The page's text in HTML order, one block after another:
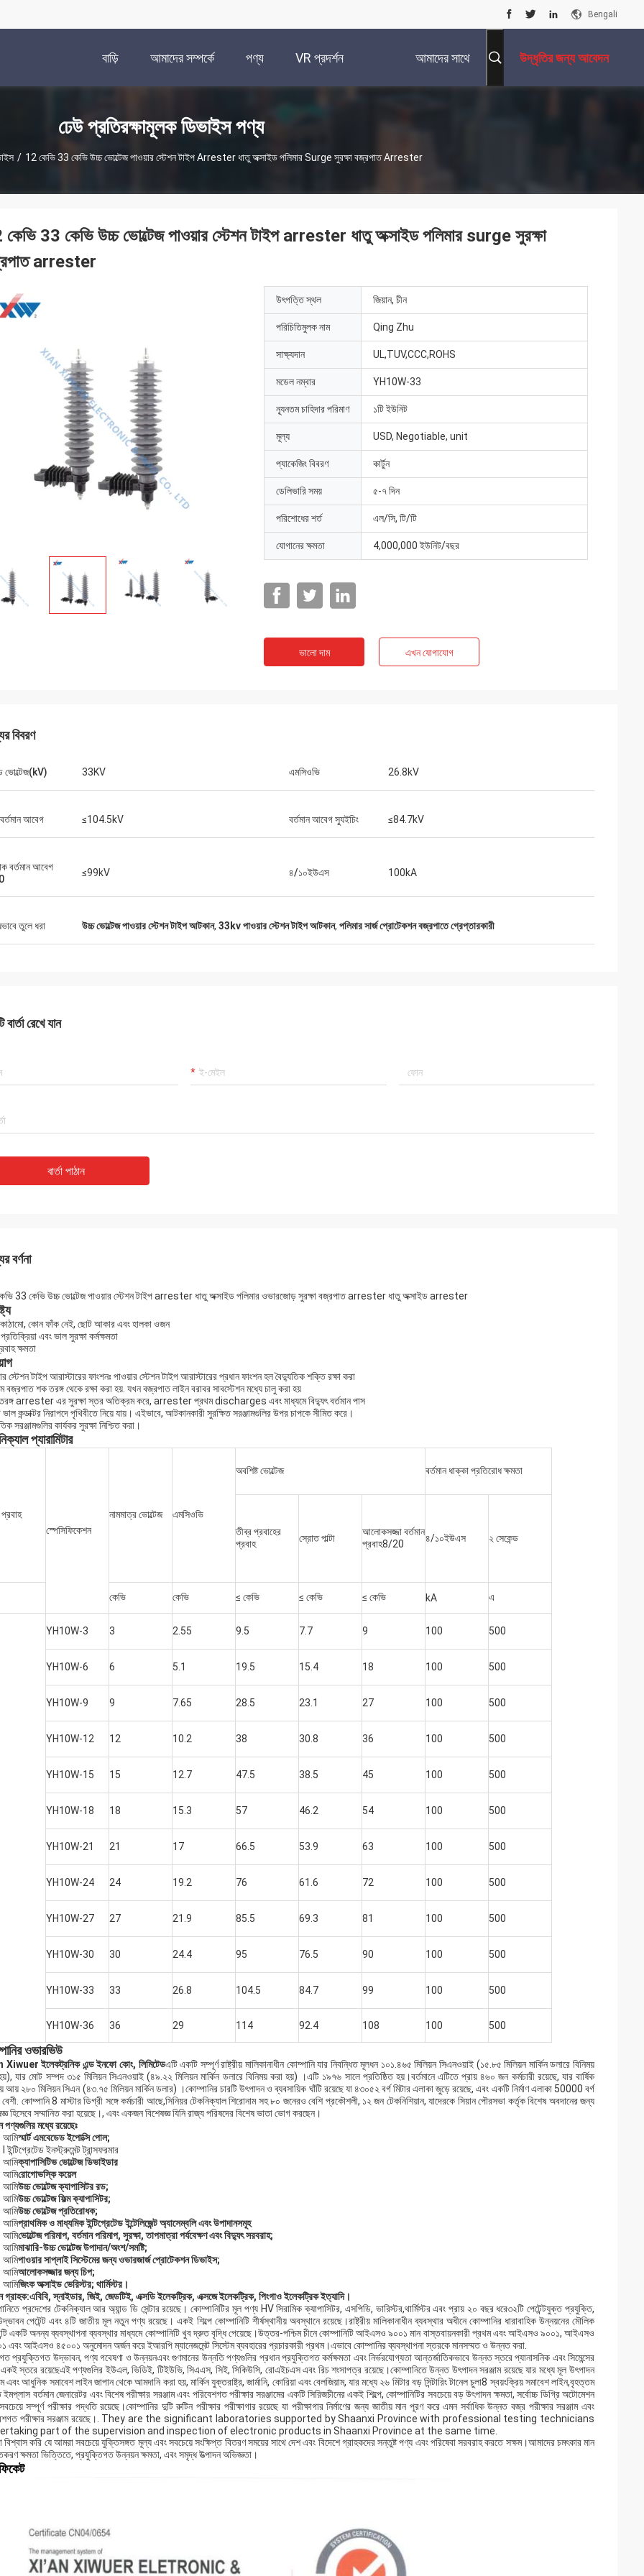
Bengali
বাড়ি আমাদের সম্পর্কে পণ্য VR প্রদর্শন আমাদের সাথে উদ্ধৃতির জন্য আবেদন
ঢেউ প্রতিরক্ষামূলক ডিভাইস পণ্য
/ 12 কেভি 33 কেভি উচ্চ ভোল্টেজ পাওয়ার স্টেশন টাইপ Arrester ধাতু অক্সাইড পলিমার Surge সুরক্ষা বজ্রপাত Arrester
বিবাহ করা
এর চিত্তাকর্ষক গবেষণা ক্ষমতা রয়েছে এবং ভাল
প্রদান করেছে, ভবিষ্যতের দিকে তাকিয়ে আমাদের কী প্রয়োজন
হতে পারে।”
33 কেভি উচ্চ ভোল্টেজ পাওয়ার স্টেশন টাইপ arrester ধাতু অক্সাইড পলিমার surge সুরক্ষা
arrester
উৎপত্তি স্থল জিয়ান, চীন
পরিচিতিমুলক নাম Qing Zhu
সাক্ষ্যদান UL,TUV,CCC,ROHS
মডেল নম্বার YH10W-33
ন্যূনতম চাহিদার পরিমাণ ১টি ইউনিট
মূল্য USD, Negotiable, unit
প্যাকেজিং বিবরণ কার্টুন
ডেলিভারি সময় ৫-৭ দিন
পরিশোধের শর্ত এল/সি, টি/টি
যোগানের ক্ষমতা 4,000,000 ইউনিট/বছর
ভালো দাম এখন যোগাযোগ
বিবরণ
ভোল্টেজ(kV) 33KV এমসিওভি 26.8kV
আবেগ ≤104.5kV বর্তমান আবেগ স্যুইচিং ≤84.7kV
বর্তমান আবেগ
≤99kV ৪/১০ইউএস 100kA
তুলে ধরা উচ্চ ভোল্টেজ পাওয়ার স্টেশন টাইপ আটকান, 33kv পাওয়ার স্টেশন টাইপ আটকান, পলিমার সার্জ প্রোটেকশন বজ্রপাতে গ্রেপ্তারকারী
বার্তা রেখে যান
বার্তা পাঠান
বর্ণনা
33 কেভি উচ্চ ভোল্টেজ পাওয়ার স্টেশন টাইপ arrester ধাতু অক্সাইড পলিমার ওভারজোড় সুরক্ষা বজ্রপাত arrester ধাতু অক্সাইড arrester
কোন ফাঁক নেই, ছোট আকার এবং হালকা ওজন
এবং ভাল সুরক্ষা কর্মক্ষমতা
ক্ষমতা
স্টেশন টাইপ আরাস্টারের ফাংশনঃ পাওয়ার স্টেশন টাইপ আরাস্টারের প্রধান ফাংশন হল বৈদ্যুতিক শক্তি রক্ষা করা
বজ্রপাত শক তরঙ্গ থেকে রক্ষা করা হয়. যখন বজ্রপাত লাইন বরাবর সাবস্টেশন মধ্যে চালু করা হয়
arrester এর সুরক্ষা স্তর অতিক্রম করে, arrester প্রথম discharges এবং মাধ্যমে বিদ্যুৎ বর্তমান পাস
কন্ডাক্টর নিরাপদে পৃথিবীতে নিয়ে যায়। এইভাবে, আটকানকারী সুরক্ষিত সরঞ্জামগুলির উপর চাপকে সীমিত করে।
সরঞ্জামগুলির কার্যকর সুরক্ষা নিশ্চিত করা।
প্যারামিটার
স্পেসিফিকেশন
নামমাত্র ভোল্টেজ এমসিওভি
অবশিষ্ট ভোল্টেজ বর্তমান ধাক্কা প্রতিরোধ ক্ষমতা
তীব্র প্রবাহের
প্রবাহ
স্রোত পাল্টা
আলোকসজ্জা বর্তমান
প্রবাহ8/20
৪/১০ইউএস ২ সেকেন্ড
কেভি কেভি ≤ কেভি ≤ কেভি ≤ কেভি kA এ
YH10W-3 3 2.55 9.5 7.7 9 100 500
YH10W-6 6 5.1 19.5 15.4 18 100 500
YH10W-9 9 7.65 28.5 23.1 27 100 500
YH10W-12 12 10.2 38 30.8 36 100 500
YH10W-15 15 12.7 47.5 38.5 45 100 500
YH10W-18 18 15.3 57 46.2 54 100 500
YH10W-21 21 17 66.5 53.9 63 100 500
YH10W-24 24 19.2 76 61.6 72 100 500
YH10W-27 27 21.9 85.5 69.3 81 100 500
YH10W-30 30 24.4 95 76.5 90 100 500
YH10W-33 33 26.8 104.5 84.7 99 100 500
YH10W-36 36 29 114 92.4 108 100 500
ওভারভিউ
Xiwuer ইলেকট্রনিক এন্ড ইনফো কোং, লিমিটেডএটি একটি সম্পূর্ণ রাষ্ট্রীয় মালিকানাধীন কোম্পানি যার নিবন্ধিত মূলধন ১০১.৪৬৫ মিলিয়ন সিএনওয়াই (১৫.৮৫ মিলিয়ন মার্কিন ডলারে বিনিময়
যার মোট সম্পদ ৩১৫ মিলিয়ন সিএনওয়াই (৪৯.২২ মিলিয়ন মার্কিন ডলারে বিনিময় করা হয়) ।এটি ১৯৭৬ সালে প্রতিষ্ঠিত হয়।বর্তমানে এটিতে প্রায় ৪৬০ জন কর্মচারী রয়েছে, যার বার্ষিক
আয় ২৮০ মিলিয়ন সিএন (৪৩.৭৫ মিলিয়ন মার্কিন ডলার) ।কোম্পানির চারটি উৎপাদন ও ব্যবসায়িক ঘাঁটি রয়েছে যা ৪৩০৫২ বর্গ মিটার এলাকা জুড়ে রয়েছে, এবং একটি নির্মাণ এলাকা 50000 বর্গ
বেশী. কোম্পানি 8 মাস্টার ডিগ্রী সঙ্গে কর্মচারী আছে,সিনিয়র টেকনিক্যাল শিরোনাম সহ ৮০ জনেরও বেশি প্রকৌশলী, ১২ জন টেকনিশিয়ান, যাদেরকে সিয়ান পৌরসভা কর্তৃক বিশেষ অবদানের জন্য
হিসেবে সম্মানিত করা হয়েছে।, এবং একজন বিশেষজ্ঞ যিনি রাজ্য পরিষদের বিশেষ ভাতা ভোগ করছেন।
পণ্যগুলির মধ্যে রয়েছেঃ
আমিস্মার্ট এমবেডেড ইপোক্সি পোল;
l ইন্টিগ্রেটেড ইনস্ট্রুমেন্ট ট্রান্সফরমার
আমিক্যাপাসিটিভ ভোল্টেজ ডিভাইডার
আমিরোগোভস্কি কয়েল
আমিউচ্চ ভোল্টেজ ক্যাপাসিটর রড;
আমিউচ্চ ভোল্টেজ ফিল্ম ক্যাপাসিটর;
আমিউচ্চ ভোল্টেজ প্রতিরোধক;
আমিপ্রাথমিক ও মাধ্যমিক ইন্টিগ্রেটেড ইন্টেলিজেন্ট অ্যাসেম্বলি এবং উপাদানসমূহ
আমিভোল্টেজ পরিমাপ, বর্তমান পরিমাপ, সুরক্ষা, তাপমাত্রা পর্যবেক্ষণ এবং বিদ্যুৎ সরবরাহ;
আমিমাঝারি-উচ্চ ভোল্টেজ উপাদান/অংশ/সমষ্টি;
আমিপাওয়ার সাপ্লাই সিস্টেমের জন্য ওভারজার্জ প্রোটেকশন ডিভাইস;
আমিআলোকসজ্জার জন্য চিপ;
আমিজিংক অক্সাইড ভেরিস্টর; থার্মিস্টর।
গ্রাহক:এবিবি, স্নাইডার, জিই, জেডটিই, এক্সডি ইলেকট্রিক, এক্সজে ইলেকট্রিক, পিংগাও ইলেকট্রিক ইত্যাদি।
প্রদেশের টেকনিক্যাল আর অ্যান্ড ডি সেন্টার রয়েছে। কোম্পানিটির মূল পণ্য HV সিরামিক ক্যাপাসিটর, এসপিডি, ভারিস্টর,থার্মিস্টর এবং প্রায় ২০ বছর ধরে৩২টি পেটেন্টযুক্ত প্রযুক্তি,
পেটেন্ট এবং ৪টি জাতীয় মূল নতুন পণ্য রয়েছে। একই শিল্পে কোম্পানিটি শীর্ষস্থানীয় অবস্থানে রয়েছে।রাষ্ট্রীয় মালিকানাধীন ব্যবস্থার অধীনে কোম্পানির ধারাবাহিক উন্নয়নের মৌলিক
একটি অনন্য ব্যবস্থাপনা ব্যবস্থার মাধ্যমে কোম্পানিটি খুব দ্রুত বৃদ্ধি পেয়েছে।উত্তর-পশ্চিম চীনে কোম্পানিটি আইএসও ৯০০১ মান বাস্তবায়নকারী প্রথম এবং আইএসও ৯০০১, আইএসও
এবং আইএসও ৪৫০০১ অনুমোদন অর্জন করে ইআরপি ম্যানেজমেন্ট সিস্টেম ব্যবহারের প্রচারকারী প্রথম।এভাবে কোম্পানির ব্যবস্থাপনা স্তরকে মানসম্মত ও উন্নত করা.
প্রযুক্তিগত উদ্ভাবন, পণ্য গবেষণা ও উন্নয়নএবং গুণমানের উন্নতি পণ্যগুলির প্রধান প্রযুক্তিগত কর্মক্ষমতা এবং নির্ভরযোগ্যতা আন্তর্জাতিকভাবে উন্নত স্তরে প্যানাসনিক এবং সিমেন্সের
একই স্তরে রয়েছেএই পণ্যগুলির ইউএল, ভিডিই, টিইউভি, সিএএস, সিই, সিকিউসি, রোএইচএস এবং রিচ শংসাপত্র রয়েছে।কোম্পানিতে উন্নত উৎপাদন সরঞ্জাম রয়েছে যার মধ্যে মূল উৎপাদন
এবং আধুনিক সমাবেশ লাইন জাপান থেকে আমদানি করা হয়, মার্কিন যুক্তরাষ্ট্র, জার্মানি, কোরিয়া এবং বেলজিয়াম, যার মধ্যে ২৬ মিটার বড় সিন্টারিং টানেল চুলা8 স্বয়ংক্রিয় সমাবেশ লাইন,বৃহত্তম
বর্তমান জেনারেটর এবং বিশেষ পরীক্ষার সরঞ্জাম এবং পরিবেশগত পরীক্ষার সরঞ্জামের একটি সিরিজচীনের একই শিল্পে, কোম্পানিটির সবচেয়ে বড় উৎপাদন ক্ষমতা, সর্বোচ্চ ডিগ্রি অটোমেশন
সম্পূর্ণ পরীক্ষার পদ্ধতি রয়েছে।কোম্পানির দুটি রুটিন পরীক্ষার পরীক্ষাগার রয়েছে যা পরীক্ষাগার নির্মাণের জন্য জাতীয় মান পূরণ করে এমন সর্বাধিক উন্নত বজ্র পরীক্ষার সরঞ্জাম এবং
পরীক্ষার সরঞ্জাম রয়েছে।. They are the significant laboratories supported by Shaanxi Province with professional testing technicians
part of the supervision and inspection of electronic products in Shaanxi Province at the same time.
করি যে আমরা সবচেয়ে যুক্তিসঙ্গত মূল্য এবং সবচেয়ে সংক্ষিপ্ত বিতরণ সময়ের সাথে দেশ এবং বিদেশে গ্রাহকদের সন্তুষ্ট পণ্য এবং পরিষেবা সরবরাহ করতে সক্ষম।আমাদের চমৎকার মান
ক্ষমতা ভিত্তিতে, প্রযুক্তিগত উন্নয়ন ক্ষমতা, এবং সমৃদ্ধ উত্পাদন অভিজ্ঞতা।